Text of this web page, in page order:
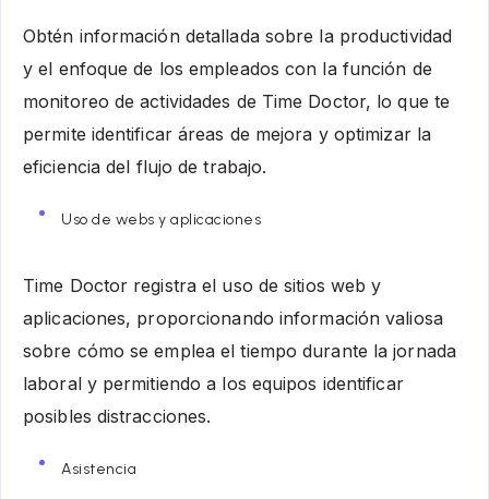
Obtén información detallada sobre la productividad
y el enfoque de los empleados con la función de
monitoreo de actividades de Time Doctor, lo que te
permite identificar áreas de mejora y optimizar la
eficiencia del flujo de trabajo.
Uso de webs y aplicaciones
Time Doctor registra el uso de sitios web y
aplicaciones, proporcionando información valiosa
sobre cómo se emplea el tiempo durante la jornada
laboral y permitiendo a los equipos identificar
posibles distracciones.
Asistencia